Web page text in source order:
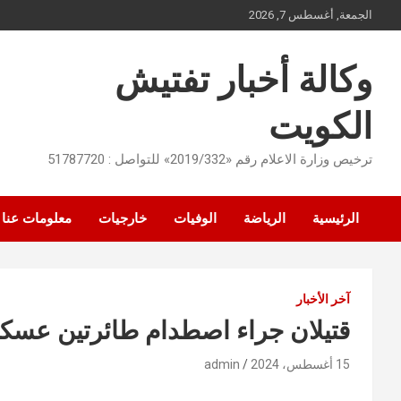
to
الجمعة, أغسطس 7, 2026
وكالة أخبار تفتيش
الكويت
ترخيص وزارة الاعلام رقم «2019/332» للتواصل : 51787720
الرئيسية الرياضة الوفيات خارجيات معلومات عنا
آخر الأخبار
قتيلان جراء اصطدام طائرتين
15 أغسطس، 2024 admin